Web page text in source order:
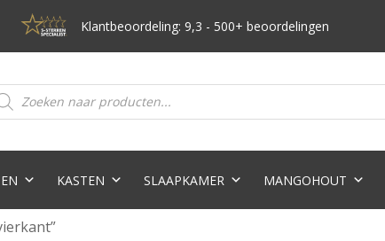
Klantbeoordeling: 9,3 - 500+ beoordelingen
KASTEN SLAAPKAMER MANGOHOUT